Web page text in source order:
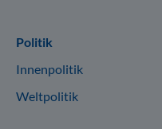
Politik
Innenpolitik
Weltpolitik